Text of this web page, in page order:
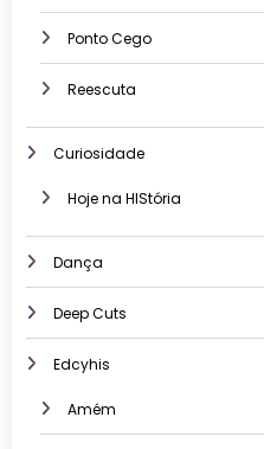
Ponto Cego
Reescuta
Curiosidade
Hoje na HIStória
Dança
Deep Cuts
Edcyhis
Amém